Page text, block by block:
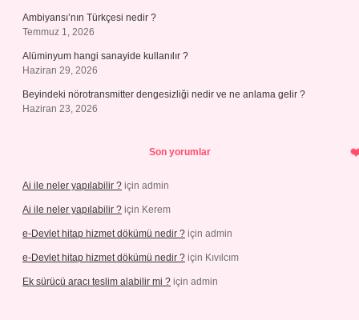
Ambiyansı’nın Türkçesi nedir ?
Temmuz 1, 2026
Alüminyum hangi sanayide kullanılır ?
Haziran 29, 2026
Beyindeki nörotransmitter dengesizliği nedir ve ne anlama gelir ?
Haziran 23, 2026
Son yorumlar
Ai ile neler yapılabilir ? için admin
Ai ile neler yapılabilir ? için Kerem
e-Devlet hitap hizmet dökümü nedir ? için admin
e-Devlet hitap hizmet dökümü nedir ? için Kıvılcım
Ek sürücü aracı teslim alabilir mi ? için admin